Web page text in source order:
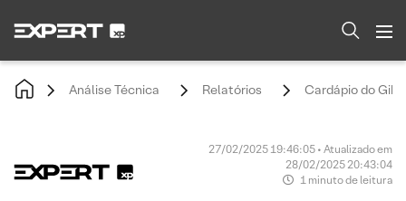
Análise Técnica Relatórios Cardápio do
27/02/2025 19:46:05 • Atualizado em
28/02/2025 20:43:04
1 minuto de leitura